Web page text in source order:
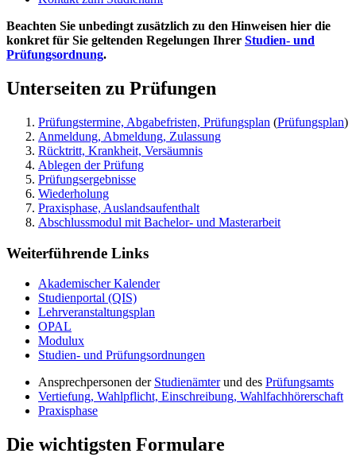
Beachten Sie unbedingt zusätzlich zu den Hinweisen hier die
konkret für Sie geltenden Regelungen Ihrer Studien- und
Prüfungsordnung.
Unterseiten zu Prüfungen
Prüfungstermine, Abgabefristen, Prüfungsplan (Prüfungsplan)
Anmeldung, Abmeldung, Zulassung
Rücktritt, Krankheit, Versäumnis
Ablegen der Prüfung
Prüfungsergebnisse
Wiederholung
Praxisphase, Auslandsaufenthalt
Abschlussmodul mit Bachelor- und Masterarbeit
Weiterführende Links
Akademischer Kalender
Studienportal (QIS)
Lehrveranstaltungsplan
OPAL
Modulux
Studien- und Prüfungsordnungen
Ansprechpersonen der Studienämterund des Prüfungsamts
Vertiefung, Wahlpflicht, Einschreibung, Wahlfachhörerschaft
Praxisphase
Die wichtigsten Formulare